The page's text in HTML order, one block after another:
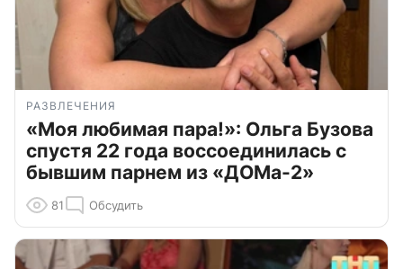
РАЗВЛЕЧЕНИЯ
«Моя любимая пара!»: Ольга Бузова
спустя 22 года воссоединилась с
бывшим парнем из «ДОМа-2»
81 Обсудить